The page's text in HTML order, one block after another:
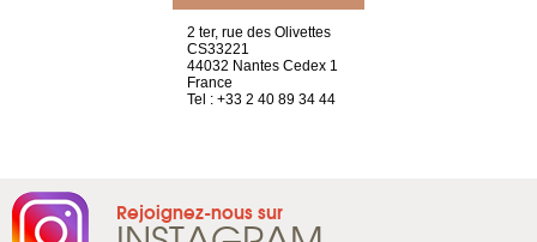
2 ter, rue des Olivettes
CS33221
44032 Nantes Cedex 1
France
Tel : +33 2 40 89 34 44
Rejoignez-nous sur